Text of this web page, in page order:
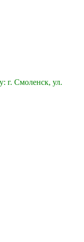
г. Смоленск, ул.